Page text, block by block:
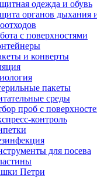
одежда и обувь
органов дыхания
с поверхностями
и конверты
пакеты
среды
проб с
контроль
для посева
Петри